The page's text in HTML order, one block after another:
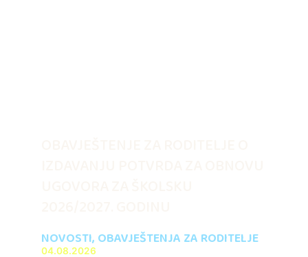
NOVOSTI, OBAVJEŠTENJA ZA RODITELJE
04.08.2026